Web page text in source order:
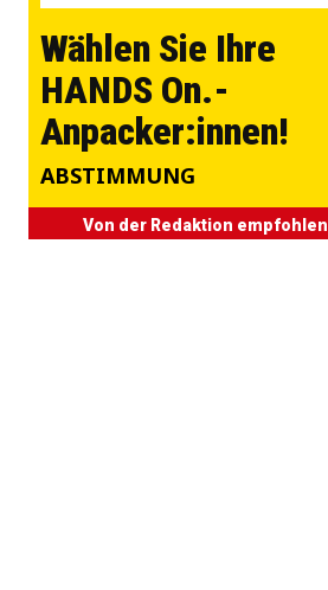
Wählen Sie Ihre
HANDS On.-
Anpacker:innen!
ABSTIMMUNG
Von der Redaktion empfohlen